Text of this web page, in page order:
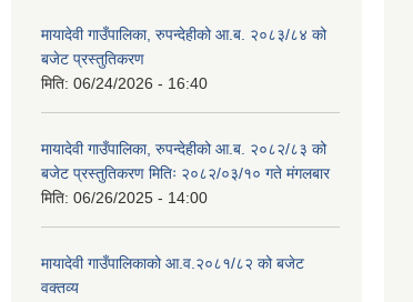
मायादेवी गाउँपालिका, रुपन्देहीको आ.ब. २०८३/८४ को
बजेट प्रस्तुतिकरण
मिति: 06/24/2026 - 16:40
मायादेवी गाउँपालिका, रुपन्देहीको आ.ब. २०८२/८३ को
बजेट प्रस्तुतिकरण मितिः २०८२/०३/१० गते मंगलबार
मिति: 06/26/2025 - 14:00
मायादेवी गाउँपालिकाको आ.व.२०८१/८२ को बजेट
वक्तव्य